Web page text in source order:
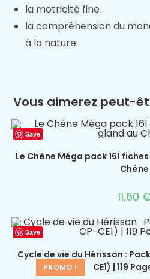
la motricité fine
la compréhension du
à la nature
Vous aimerez peut-
Save
Le Chêne Méga pack 161
Chêne
11,60
Save
PROMO !
Cycle de vie du Hérisson :
CE1) | 119